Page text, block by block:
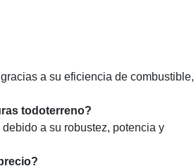
a su eficiencia de combustible,
todoterreno?
a su robustez, potencia y